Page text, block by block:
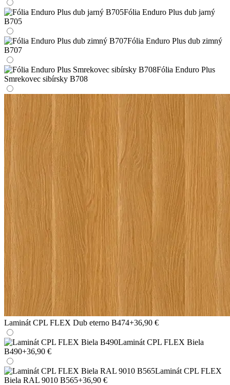
Fólia Enduro Plus dub jarný
B705
Fólia Enduro Plus dub zimný
B707
Fólia Enduro Plus
Smrekovec sibírsky B708
Laminát CPL FLEX Dub eterno B474+36,90 €
Laminát CPL FLEX Biela
B490+36,90 €
Laminát CPL FLEX
Biela RAL 9010 B565+36,90 €